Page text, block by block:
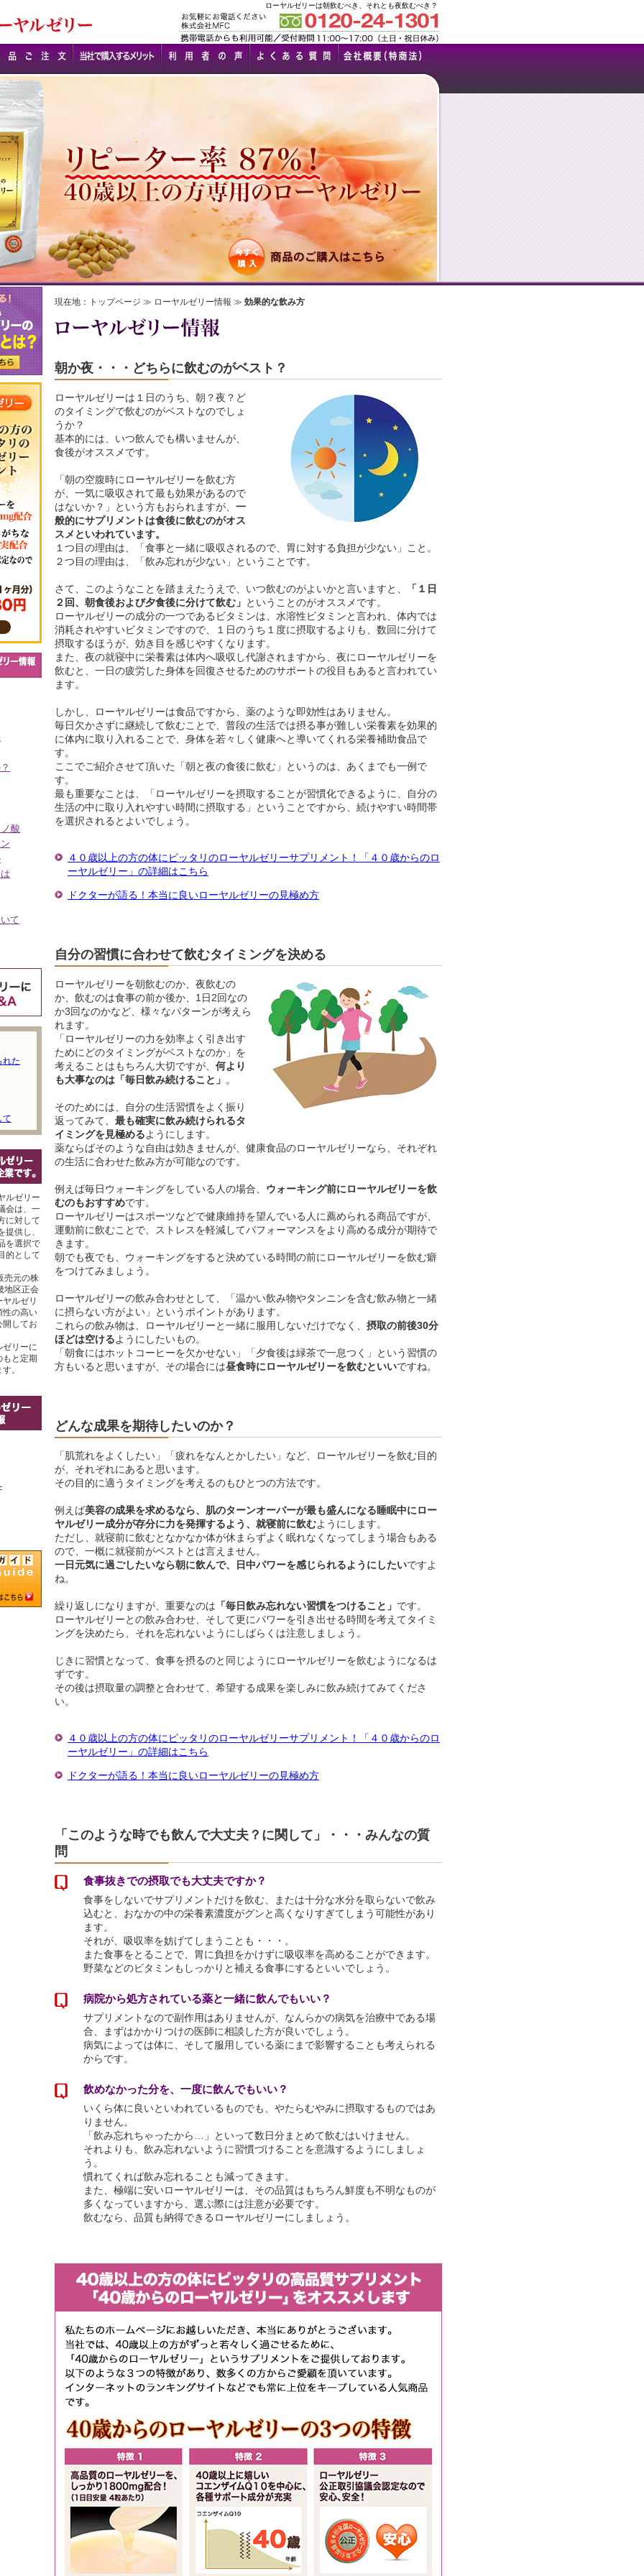
ローヤルゼリーは朝飲むべき、それとも夜飲むべき？
朝か夜・・・どちらに飲むのがベスト？
ローヤルゼリーは１日のうち、朝？夜？ど
のタイミングで飲むのがベストなのでしょ
うか？
基本的には、いつ飲んでも構いませんが、
食後がオススメです。
「朝の空腹時にローヤルゼリーを飲む方
が、一気に吸収されて最も効果があるので
はないか？」という方もおられますが、 一
般的にサプリメントは食後に飲むのがオス
スメといわれています。
１つ目の理由は、「食事と一緒に吸収されるので、胃に対する負担が少ない」こと。
２つ目の理由は、「飲み忘れが少ない」ということです。
さて、このようなことを踏まえたうえで、いつ飲むのがよいかと言いますと、
「１日
２回、朝食後および夕食後に分けて飲む」 ということのがオススメです。
ローヤルゼリーの成分の一つであるビタミンは、水溶性ビタミンと言われ、体内では
消耗されやすいビタミンですので、１日のうち１度に摂取するよりも、数回に分けて
摂取するほうが、効き目を感じやすくなります。
また、夜の就寝中に栄養素は体内へ吸収し代謝されますから、夜にローヤルゼリーを
飲むと、一日の疲労した身体を回復させるためのサポートの役目もあると言われてい
ます。
しかし、ローヤルゼリーは食品ですから、薬のような即効性はありません。
毎日欠かさずに継続して飲むことで、普段の生活では摂る事が難しい栄養素を効果的
に体内に取り入れることで、身体を若々しく健康へと導いてくれる栄養補助食品で
す。
ここでご紹介させて頂いた「朝と夜の食後に飲む」というのは、あくまでも一例で
す。
最も重要なことは、「ローヤルゼリーを摂取することが習慣化できるように、自分の
生活の中に取り入れやすい時間に摂取する」ということですから、続けやすい時間帯
を選択されるとよいでしょう。
４０歳以上の方の体にピッタリのローヤルゼリーサプリメント！「４０歳からのロ
ーヤルゼリー」の詳細はこちら
ドクターが語る！本当に良いローヤルゼリーの見極め方
自分の習慣に合わせて飲むタイミングを決める
ローヤルゼリーを朝飲むのか、夜飲むの
か、飲むのは食事の前か後か、1日2回なの
か3回なのかなど、様々なパターンが考えら
れます。
「ローヤルゼリーの力を効率よく引き出す
ためにどのタイミングがベストなのか」を
考えることはもちろん大切ですが、 何より
も大事なのは「毎日飲み続けること」 。
そのためには、自分の生活習慣をよく振り
返ってみて、 最も確実に飲み続けられるタ
イミングを見極めるようにします。
薬ならばそのような自由は効きませんが、健康食品のローヤルゼリーなら、それぞれ
の生活に合わせた飲み方が可能なのです。
例えば毎日ウォーキングをしている人の場合、 ウォーキング前にローヤルゼリーを飲
むのもおすすめです。
ローヤルゼリーはスポーツなどで健康維持を望んでいる人に薦められる商品ですが、
運動前に飲むことで、ストレスを軽減してパフォーマンスをより高める成分が期待で
きます。
朝でも夜でも、ウォーキングをすると決めている時間の前にローヤルゼリーを飲む癖
をつけてみましょう。
ローヤルゼリーの飲み合わせとして、「温かい飲み物やタンニンを含む飲み物と一緒
に摂らない方がよい」というポイントがあります。
これらの飲み物は、ローヤルゼリーと一緒に服用しないだけでなく、 摂取の前後30分
ほどは空けるようにしたいもの。
「朝食にはホットコーヒーを欠かせない」「夕食後は緑茶で一息つく」という習慣の
方もいると思いますが、その場合には昼食時にローヤルゼリーを飲むといいですね。
どんな成果を期待したいのか？
「肌荒れをよくしたい」「疲れをなんとかしたい」など、ローヤルゼリーを飲む目的
が、それぞれにあると思います。
その目的に適うタイミングを考えるのもひとつの方法です。
例えば美容の成果を求めるなら、肌のターンオーバーが最も盛んになる睡眠中にロー
ヤルゼリー成分が存分に力を発揮するよう、就寝前に飲むようにします。
ただし、就寝前に飲むとなかなか体が休まらずよく眠れなくなってしまう場合もある
ので、一概に就寝前がベストとは言えません。
一日元気に過ごしたいなら朝に飲んで、日中パワーを感じられるようにしたいですよ
ね。
繰り返しになりますが、重要なのは 「毎日飲み忘れない習慣をつけること」 です。
ローヤルゼリーとの飲み合わせ、そして更にパワーを引き出せる時間を考えてタイミ
ングを決めたら、それを忘れないようにしばらくは注意しましょう。
じきに習慣となって、食事を摂るのと同じようにローヤルゼリーを飲むようになるは
ずです。
その後は摂取量の調整と合わせて、希望する成果を楽しみに飲み続けてみてくださ
い。
４０歳以上の方の体にピッタリのローヤルゼリーサプリメント！「４０歳からのロ
ーヤルゼリー」の詳細はこちら
ドクターが語る！本当に良いローヤルゼリーの見極め方
「このような時でも飲んで大丈夫？に関して」・・・みんなの質
問
食事抜きでの摂取でも大丈夫ですか？
食事をしないでサプリメントだけを飲む、または十分な水分を取らないで飲み
込むと、おなかの中の栄養素濃度がグンと高くなりすぎてしまう可能性があり
ます。
それが、吸収率を妨げてしまうことも・・・。
また食事をとることで、胃に負担をかけずに吸収率を高めることができます。
野菜などのビタミンもしっかりと補える食事にするといいでしょう。
病院から処方されている薬と一緒に飲んでもいい？
サプリメントなので副作用はありませんが、なんらかの病気を治療中である場
合、まずはかかりつけの医師に相談した方が良いでしょう。
病気によっては体に、そして服用している薬にまで影響することも考えられる
からです。
飲めなかった分を、一度に飲んでもいい？
いくら体に良いといわれているものでも、やたらむやみに摂取するものではあ
りません。
「飲み忘れちゃったから…」といって数日分まとめて飲むはいけません。
それよりも、飲み忘れないように習慣づけることを意識するようにしましょ
う。
慣れてくれば飲み忘れることも減ってきます。
また、極端に安いローヤルゼリーは、その品質はもちろん鮮度も不明なものが
多くなっていますから、選ぶ際には注意が必要です。
飲むなら、品質も納得できるローヤルゼリーにしましょう。
酸
て
れた
て
ルゼリー
会は、一
に対して
提供し、
を選択で
的として
売元の株
地区正会
ルゼリ
性の高い
開してお
ゼリーに
もと定期
。
現在地： トップページ ≫ ローヤルゼリー情報 ≫ 効果的な飲み方